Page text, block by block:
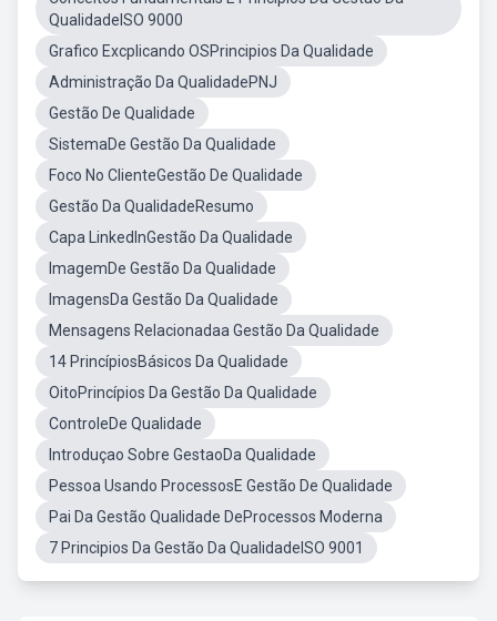
QualidadeISO 9000
Grafico Excplicando OSPrincipios Da Qualidade
Administração Da QualidadePNJ
Gestão De Qualidade
SistemaDe Gestão Da Qualidade
Foco No ClienteGestão De Qualidade
Gestão Da QualidadeResumo
Capa LinkedInGestão Da Qualidade
ImagemDe Gestão Da Qualidade
ImagensDa Gestão Da Qualidade
Mensagens Relacionadaa Gestão Da Qualidade
14 PrincípiosBásicos Da Qualidade
OitoPrincípios Da Gestão Da Qualidade
ControleDe Qualidade
Introduçao Sobre GestaoDa Qualidade
Pessoa Usando ProcessosE Gestão De Qualidade
Pai Da Gestão Qualidade DeProcessos Moderna
7 Principios Da Gestão Da QualidadeISO 9001